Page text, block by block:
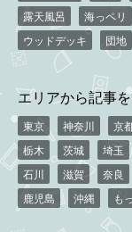
露天風呂
海っペリ
ウッドデッキ
団地
エリアから記事
東京 神奈川 京
栃木
茨城 埼玉
石川
滋賀 奈良
鹿児島
沖縄 も